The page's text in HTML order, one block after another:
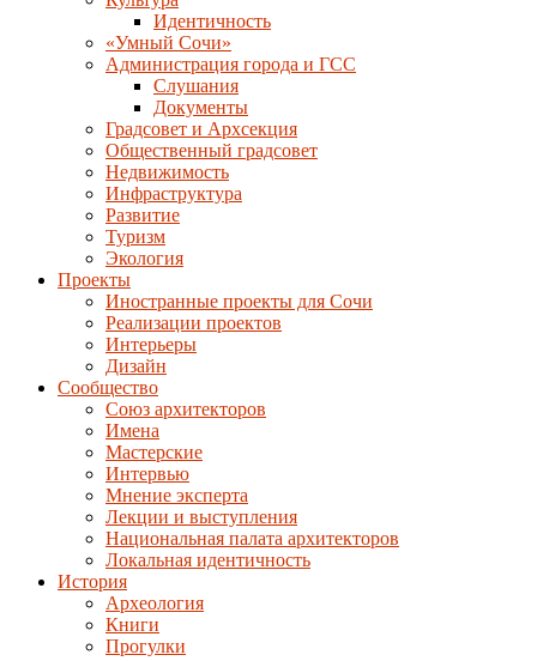
Идентичность
«Умный Сочи»
Администрация города и ГСС
Слушания
Документы
Градсовет и Архсекция
Общественный градсовет
Недвижимость
Инфраструктура
Развитие
Туризм
Экология
Проекты
Иностранные проекты для Сочи
Реализации проектов
Интерьеры
Дизайн
Сообщество
Союз архитекторов
Имена
Мастерские
Интервью
Мнение эксперта
Лекции и выступления
Национальная палата архитекторов
Локальная идентичность
История
Археология
Книги
Прогулки